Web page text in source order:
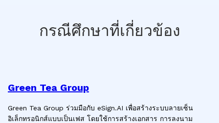
กรณีศึกษาที่เกี่ยวข้อง
Green Tea Group
Green Tea Group ร่วมมือกับ eSign.AI เพื่อสร้างระบบลายเซ็น
อิเล็กทรอนิกส์แบบเป็นเฟส โดยใช้การสร้างเอกสาร การลงนาม